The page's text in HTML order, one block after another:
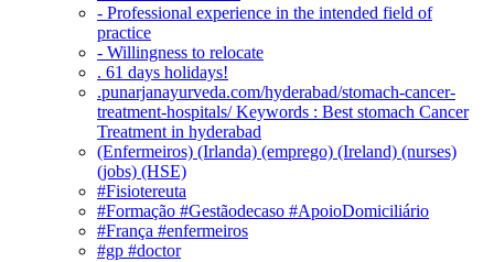
- Professional experience in the intended field of
practice
- Willingness to relocate
. 61 days holidays!
.punarjanayurveda.com/hyderabad/stomach-cancer-
treatment-hospitals/ Keywords : Best stomach Cancer
Treatment in hyderabad
(Enfermeiros) (Irlanda) (emprego) (Ireland) (nurses)
(jobs) (HSE)
#Fisiotereuta
#Formação #Gestãodecaso #ApoioDomiciliário
#França #enfermeiros
#gp #doctor